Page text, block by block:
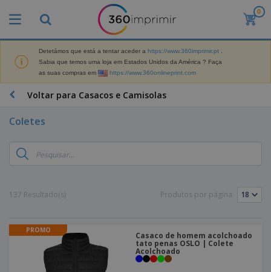
0
Detetámos que está a tentar aceder a https://www.360imprimir.pt
Sabia que temos uma loja em Estados Unidos da América ? Faça
as suas compras em
https://www.360onlineprint.com
Voltar para Casacos e Camisolas
Coletes
137 Resultado(s) Produtos por página:
PROMO
Casaco de homem acolchoado
tato penas OSLO | Colete
Acolchoado